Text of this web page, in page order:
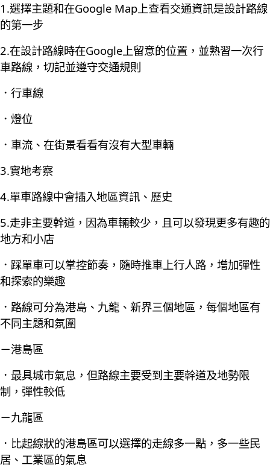
1.選擇主題和在Google Map上查看交通資訊是設計路線
的第一步
2.在設計路線時在Google上留意的位置，並熟習一次行
車路線，切記並遵守交通規則
．行車線
．燈位
．車流、在街景看看有沒有大型車輛
3.實地考察
4.單車路線中會插入地區資訊、歷史
5.走非主要幹道，因為車輛較少，且可以發現更多有趣的
地方和小店
．踩單車可以掌控節奏，隨時推車上行人路，增加彈性
和探索的樂趣
．路線可分為港島、九龍、新界三個地區，每個地區有
不同主題和氛圍
－港島區
．最具城市氣息，但路線主要受到主要幹道及地勢限
制，彈性較低
－九龍區
．比起線狀的港島區可以選擇的走線多一點，多一些民
居、工業區的氣息